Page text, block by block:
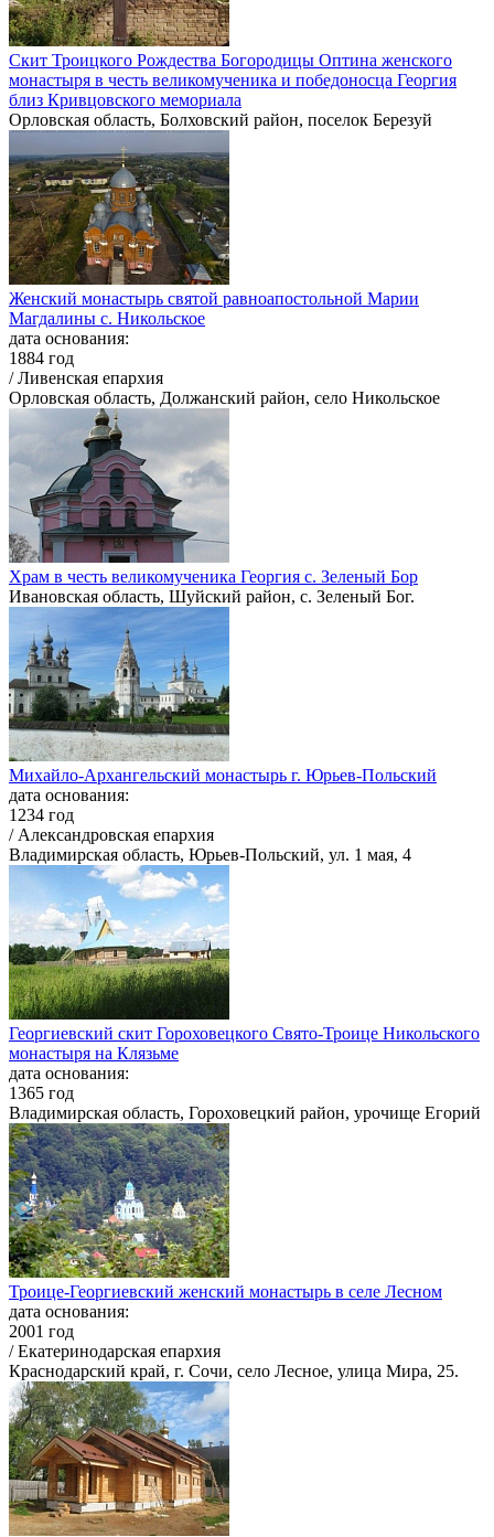
Скит Троицкого Рождества Богородицы Оптина женского
монастыря в честь великомученика и победоносца Георгия
близ Кривцовского мемориала
Орловская область, Болховский район, поселок Березуй
Женский монастырь святой равноапостольной Марии
Магдалины с. Никольское
дата основания:
1884 год
/ Ливенская епархия
Орловская область, Должанский район, село Никольское
Храм в честь великомученика Георгия с. Зеленый Бор
Ивановская область, Шуйский район, с. Зеленый Бог.
Михайло-Архангельский монастырь г. Юрьев-Польский
дата основания:
1234 год
/ Александровская епархия
Владимирская область, Юрьев-Польский, ул. 1 мая, 4
Георгиевский скит Гороховецкого Свято-Троице Никольского
монастыря на Клязьме
дата основания:
1365 год
Владимирская область, Гороховецкий район, урочище Егорий
Троице-Георгиевский женский монастырь в селе Лесном
дата основания:
2001 год
/ Екатеринодарская епархия
Краснодарский край, г. Сочи, село Лесное, улица Мира, 25.